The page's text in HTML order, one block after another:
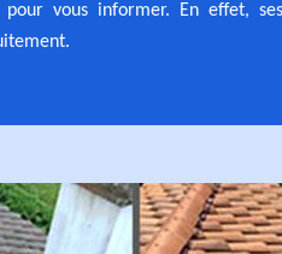
vous informer. En effet,